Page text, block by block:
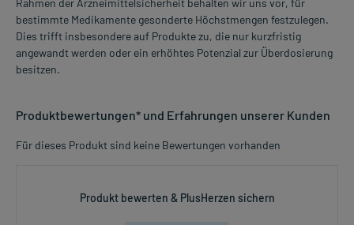
Rahmen der Arzneimittelsicherheit behalten wir uns vor, für
bestimmte Medikamente gesonderte Höchstmengen festzulegen.
Dies trifft insbesondere auf Produkte zu, die nur kurzfristig
angewandt werden oder ein erhöhtes Potenzial zur Überdosierung
besitzen.
Produktbewertungen* und Erfahrungen unserer Kunden
Für dieses Produkt sind keine Bewertungen vorhanden
Produkt bewerten & PlusHerzen sichern